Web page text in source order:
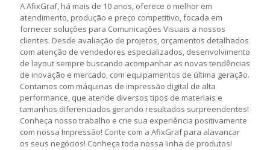
A AfixGraf, há mais de 10 anos, oferece o melhor em
atendimento, produção e preço competitivo, focada em
fornecer soluções para Comunicações Visuais a nossos
clientes. Desde avaliação de projetos, orçamentos detalhados
com atenção de vendedores especializados, desenvolvimento
de layout sempre buscando acompanhar as novas tendências
de inovação e mercado, com equipamentos de última geração.
Contamos com máquinas de impressão digital de alta
performance, que atende diversos tipos de materiais e
tamanhos diferenciados gerando resultados surpreendentes!
Conheça nosso trabalho e crie sua experiência positivamente
com nossa Impressão! Conte com a AfixGraf para alavancar
os seus negócios! Conheça toda nossa linha de produtos!